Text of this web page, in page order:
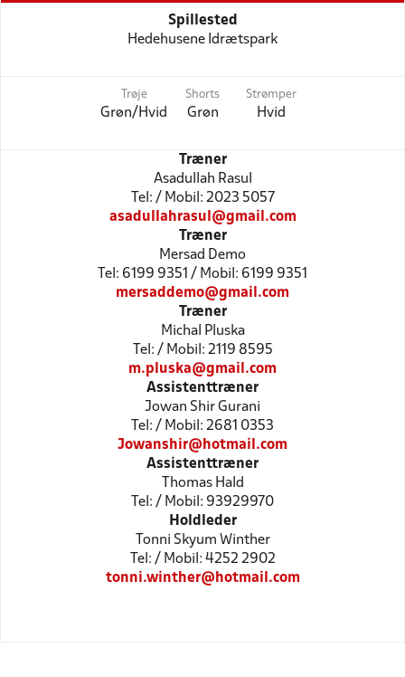
Spillested
Hedehusene Idrætspark
Trøje
Grøn/Hvid
Shorts
Grøn
Strømper
Hvid
Træner
Asadullah Rasul
Tel: / Mobil: 2023 5057
asadullahrasul@gmail.com
Træner
Mersad Demo
Tel: 6199 9351 / Mobil: 6199 9351
mersaddemo@gmail.com
Træner
Michal Pluska
Tel: / Mobil: 2119 8595
m.pluska@gmail.com
Assistenttræner
Jowan Shir Gurani
Tel: / Mobil: 2681 0353
Jowanshir@hotmail.com
Assistenttræner
Thomas Hald
Tel: / Mobil: 93929970
Holdleder
Tonni Skyum Winther
Tel: / Mobil: 4252 2902
tonni.winther@hotmail.com